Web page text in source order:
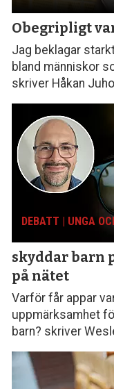
Obegripligt
Jag beklagar
bland människor
skriver Håkan
DEBATT | UNGA
skyddar barn
på nätet
Varför får appar
uppmärksamhet
barn? skriver